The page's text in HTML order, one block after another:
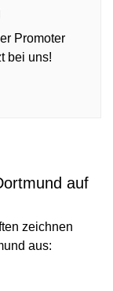
Promoter
bei uns!
auf
zeichnen
aus: